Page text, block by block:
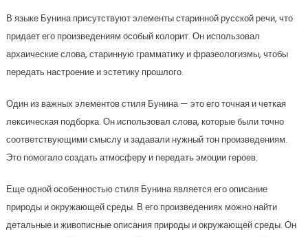
В языке Бунина присутствуют элементы старинной русской речи, что
придает его произведениям особый колорит. Он использовал
архаические слова, старинную грамматику и фразеологизмы, чтобы
передать настроение и эстетику прошлого.
Один из важных элементов стиля Бунина — это его точная и четкая
лексическая подборка. Он использовал слова, которые были точно
соответствующими смыслу и задавали нужный тон произведениям.
Это помогало создать атмосферу и передать эмоции героев.
Еще одной особенностью стиля Бунина является его описание
природы и окружающей среды. В его произведениях можно найти
детальные и живописные описания природы и окружающей среды. Он